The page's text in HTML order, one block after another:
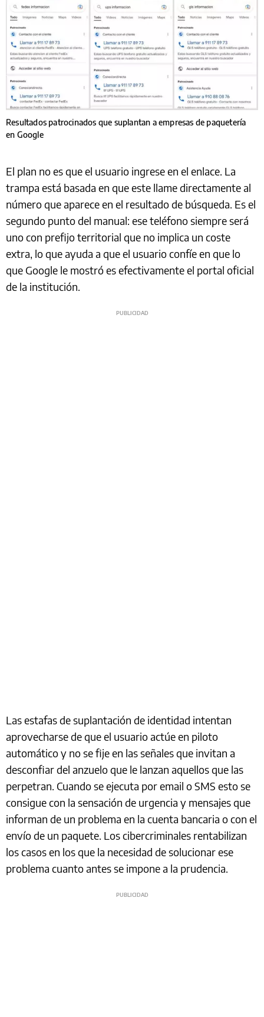
Resultados patrocinados que suplantan a empresas de paquetería
en Google
El plan no es que el usuario ingrese en el enlace. La
trampa está basada en que este llame directamente al
número que aparece en el resultado de búsqueda. Es el
segundo punto del manual: ese teléfono siempre será
uno con prefijo territorial que no implica un coste
extra, lo que ayuda a que el usuario confíe en que lo
que Google le mostró es efectivamente el portal oficial
de la institución.
Las estafas de suplantación de identidad intentan
aprovecharse de que el usuario actúe en piloto
automático y no se fije en las señales que invitan a
desconfiar del anzuelo que le lanzan aquellos que las
perpetran. Cuando se ejecuta por email o SMS esto se
consigue con la sensación de urgencia y mensajes que
informan de un problema en la cuenta bancaria o con el
envío de un paquete. Los cibercriminales rentabilizan
los casos en los que la necesidad de solucionar ese
problema cuanto antes se impone a la prudencia.